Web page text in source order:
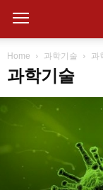
Home 과학기술 과
과학기술